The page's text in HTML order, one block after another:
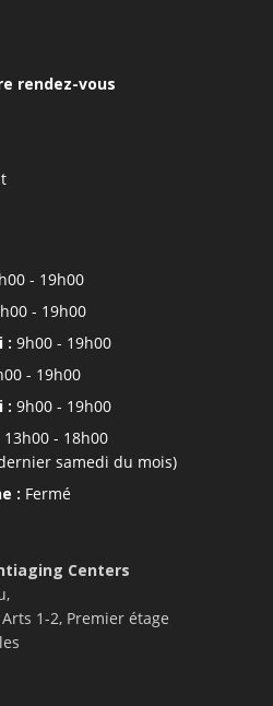
rendez-vous
- 19h00
- 19h00
: 9h00 - 19h00
- 19h00
: 9h00 - 19h00
13h00 - 18h00
samedi du mois)
: Fermé
Centers
1-2, Premier étage